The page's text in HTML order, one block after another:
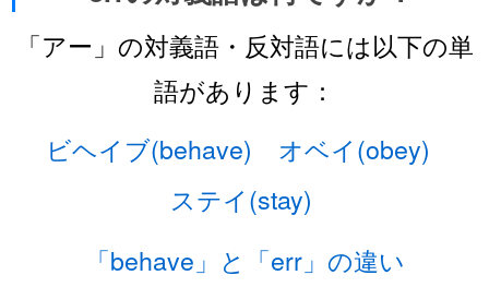
「アー」の対義語・反対語には以下の単
語があります：
ビヘイブ(behave)
オベイ(obey)
ステイ(stay)
「behave」と「err」の違い